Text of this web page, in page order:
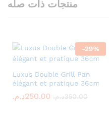
منتجات ذات صله
-29%
Luxus Double Grill Pan
élégant et pratique 36cm
250.00د.م. 350.00د.م.